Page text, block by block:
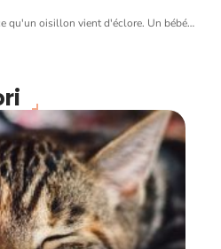
qu'un oisillon vient d'éclore. Un bébé…